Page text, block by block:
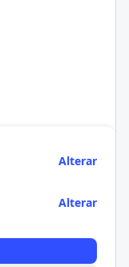
Alterar
Alterar